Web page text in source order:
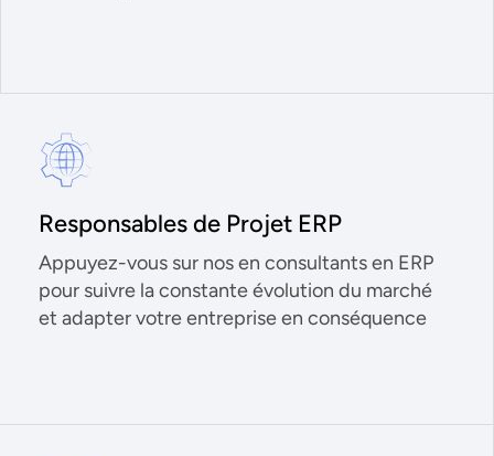
Responsables de Projet ERP
Appuyez-vous sur nos en consultants en ERP
pour suivre la constante évolution du marché
et adapter votre entreprise en conséquence